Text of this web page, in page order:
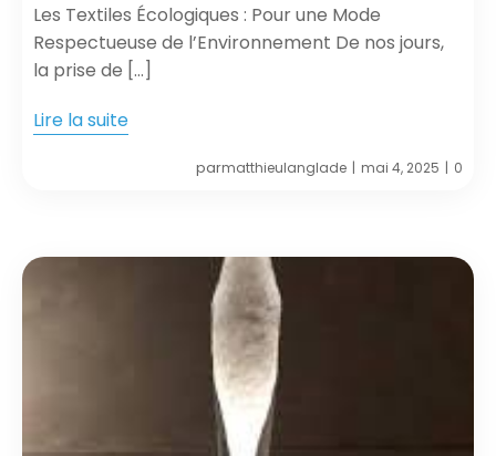
Les Textiles Écologiques : Pour une Mode
Respectueuse de l’Environnement De nos jours,
la prise de […]
Lire la suite
parmatthieulanglade | mai 4, 2025 | 0